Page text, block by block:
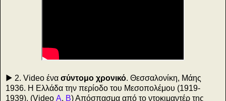
▶️ 2. Video ένα σύντομο χρονικό. Θεσσαλονίκη, Μάης
1936. Η Ελλάδα την περίοδο του Μεσοπολέμου (1919-
1939). (Video Α, Β) Απόσπασμα από το ντοκιμαντέρ της